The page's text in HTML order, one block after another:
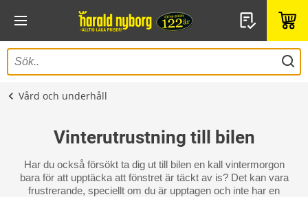
Vård och underhåll
Vinterutrustning till bilen
Har du också försökt ta dig ut till bilen en kall vintermorgon
bara för att upptäcka att fönstret är täckt av is? Det kan vara
frustrerande, speciellt om du är upptagen och inte har en